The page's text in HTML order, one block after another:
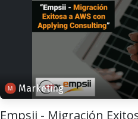
Marketing
Empsii - Migración